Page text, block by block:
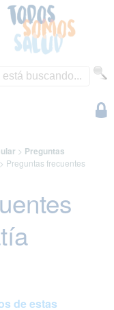
> Preguntas
> Preguntas frecuentes
de estas